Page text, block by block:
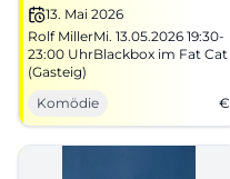
13. Mai 2026
Rolf MillerMi. 13.05.2026 19:30-
23:00 UhrBlackbox im Fat Cat
(Gasteig)
Komödie
€